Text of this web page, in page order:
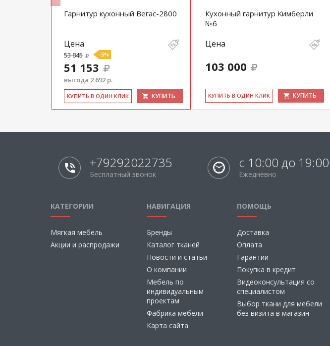
Гарнитур кухонный Вегас-2800
Цена
53 845 -5%
51 153
выгода 2 692 р.
КУ­ПИТЬ В ОДИН КЛИК КУПИТЬ
Кухонный гарнитур Кимберли
№6
Цена
103 000
КУ­ПИТЬ В ОДИН КЛИК КУПИТЬ
+79292022735
Бесплатный звонок
с 10:00 до 19:00
Ежедневно
КАТЕГОРИИ
Мягкая мебель
Акции и распродажи
НАВИГАЦИЯ
Бренды
Каталог тканей
Новости и статьи
О компании
Мебель по
индивидуальным
проектам
Фабрика мебели
Карта сайта
ПОМОЩЬ
Доставка
Оплата
Гарантии
Покупка в кредит
Видеоконсультация со
специалистом
Выбор ткани для мебели
без визита в магазин